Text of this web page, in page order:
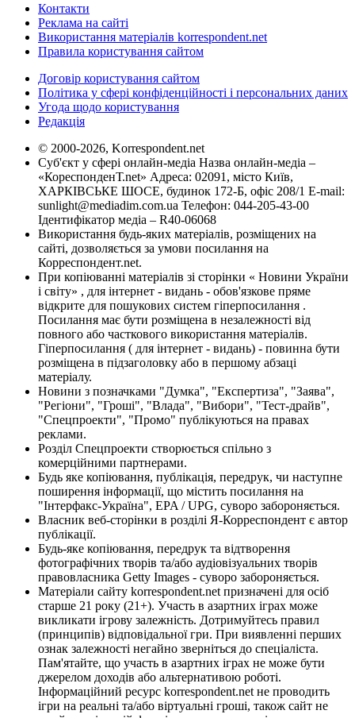
Контакти
Реклама на сайті
Використання матеріалів korrespondent.net
Правила користування сайтом
Договір користування сайтом
Політика у сфері конфіденційності і персональних даних
Угода щодо користування
Редакція
© 2000-2026, Korrespondent.net
Суб'єкт у сфері онлайн-медіа Назва онлайн-медіа –
«КореспонденТ.net» Адреса: 02091, місто Київ,
ХАРКІВСЬКЕ ШОСЕ, будинок 172-Б, офіс 208/1 E-mail:
sunlight@mediadim.com.ua Телефон: 044-205-43-00
Ідентифікатор медіа – R40-06068
Використання будь-яких матеріалів, розміщених на
сайті, дозволяється за умови посилання на
Корреспондент.net.
При копіюванні матеріалів зі сторінки « Новини України
і світу» , для інтернет - видань - обов'язкове пряме
відкрите для пошукових систем гіперпосилання .
Посилання має бути розміщена в незалежності від
повного або часткового використання матеріалів.
Гіперпосилання ( для інтернет - видань) - повинна бути
розміщена в підзаголовку або в першому абзаці
матеріалу.
Новини з позначками "Думка", "Експертиза", "Заява",
"Регіони", "Гроші", "Влада", "Вибори", "Тест-драйв",
"Спецпроекти", "Промо" публікуються на правах
реклами.
Розділ Спецпроекти створюється спільно з
комерційними партнерами.
Будь яке копіювання, публікація, передрук, чи наступне
поширення інформації, що містить посилання на
"Інтерфакс-Україна", EPA / UPG, суворо забороняється.
Власник веб-сторінки в розділі Я-Корреспондент є автор
публікації.
Будь-яке копіювання, передрук та відтворення
фотографічних творів та/або аудіовізуальних творів
правовласника Getty Images - суворо забороняється.
Матеріали сайту korrespondent.net призначені для осіб
старше 21 року (21+). Участь в азартних іграх може
викликати ігрову залежність. Дотримуйтесь правил
(принципів) відповідальної гри. При виявленні перших
ознак залежності негайно зверніться до спеціаліста.
Пам'ятайте, що участь в азартних іграх не може бути
джерелом доходів або альтернативою роботі.
Інформаційний ресурс korrespondent.net не проводить
ігри на реальні та/або віртуальні гроші, також сайт не